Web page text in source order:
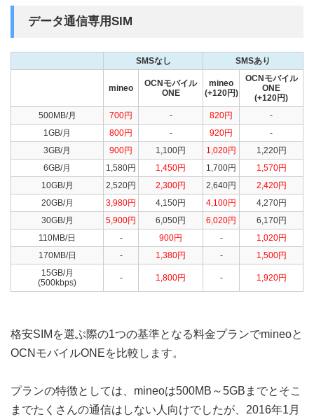
データ通信専用SIM
SMSなし SMSあり
mineo
OCNモバイル
ONE
mineo
(+120円)
OCNモバイル
ONE
(+120円)
500MB/月
700円 - 820円
-
1GB/月
800円 - 920円
-
3GB/月
900円 1,100円 1,020円
1,220円
6GB/月
1,580円 1,450円 1,700円
1,570円
10GB/月
2,520円 2,300円 2,640円
2,420円
20GB/月
3,980円 4,150円 4,100円
4,270円
30GB/月
5,900円 6,050円 6,020円
6,170円
110MB/日
- 900円 -
1,020円
170MB/日
- 1,380円 -
1,500円
15GB/月
(500kbps)
- 1,800円 - 1,920円
格安SIMを選ぶ際の1つの基準となる料金プランでmineoと
OCNモバイルONEを比較します。
プランの特徴としては、mineoは500MB～5GBまでとそこ
までたくさんの通信はしない人向けでしたが、2016年1月